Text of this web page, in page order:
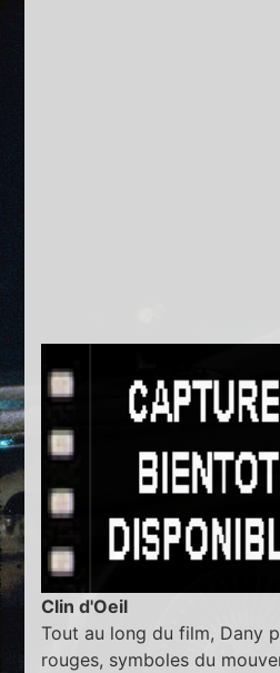
Clin d'Oeil
Tout au long du film, Dany
rouges, symboles du